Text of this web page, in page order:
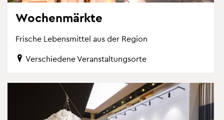
Wo­chen­märk­te
Fri­sche Le­bens­mit­tel aus der Re­gi­on
Ver­schie­de­ne Ver­an­stal­tungs­or­te